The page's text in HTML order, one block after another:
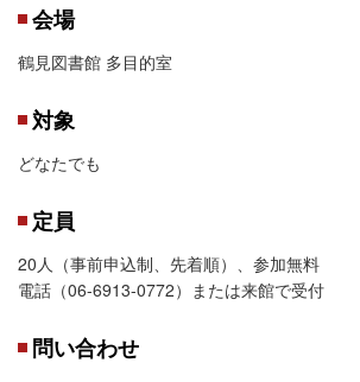
会場
鶴見図書館 多目的室
対象
どなたでも
定員
20人（事前申込制、先着順）、参加無料
電話（06-6913-0772）または来館で受付
問い合わせ